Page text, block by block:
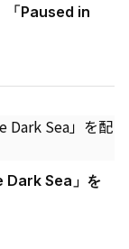
Paused in
Dark Sea」を